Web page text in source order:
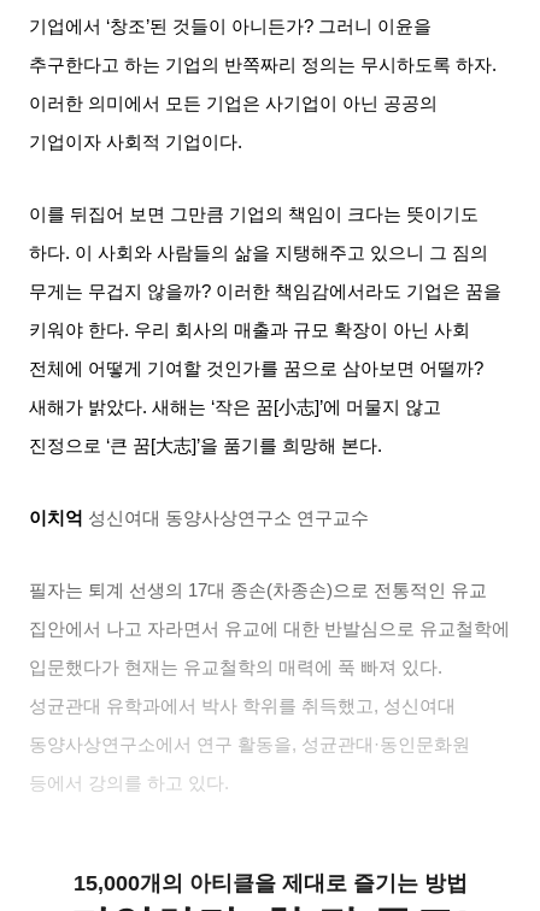
기업에서 ‘창조’된 것들이 아니든가? 그러니 이윤을
추구한다고 하는 기업의 반쪽짜리 정의는 무시하도록 하자.
이러한 의미에서 모든 기업은 사기업이 아닌 공공의
기업이자 사회적 기업이다.
이를 뒤집어 보면 그만큼 기업의 책임이 크다는 뜻이기도
하다. 이 사회와 사람들의 삶을 지탱해주고 있으니 그 짐의
무게는 무겁지 않을까? 이러한 책임감에서라도 기업은 꿈을
키워야 한다. 우리 회사의 매출과 규모 확장이 아닌 사회
전체에 어떻게 기여할 것인가를 꿈으로 삼아보면 어떨까?
새해가 밝았다.새해는 ‘작은 꿈[小志]’에 머물지 않고
진정으로 ‘큰 꿈[大志]’을 품기를 희망해 본다.
이치억 성신여대 동양사상연구소 연구교수
필자는 퇴계 선생의 17대 종손(차종손)으로 전통적인 유교
집안에서 나고 자라면서 유교에 대한 반발심으로 유교철학에
입문했다가 현재는 유교철학의 매력에 푹 빠져 있다.
성균관대 유학과에서 박사 학위를 취득했고, 성신여대
동양사상연구소에서 연구 활동을, 성균관대 ·동인문화원
등에서 강의를 하고 있다.
15,000개의 아티클을 제대로 즐기는 방법